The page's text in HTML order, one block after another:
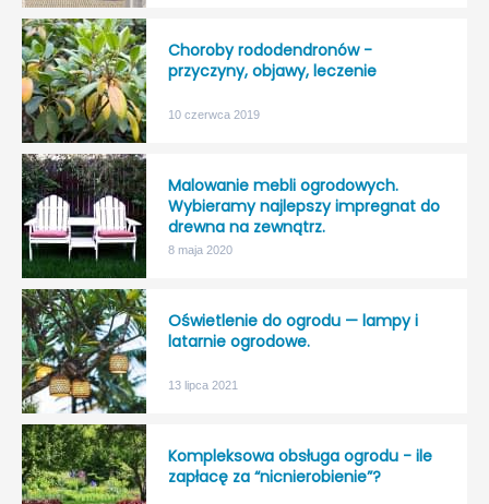
Choroby rododendronów -
przyczyny, objawy, leczenie
10 czerwca 2019
Malowanie mebli ogrodowych.
Wybieramy najlepszy impregnat do
drewna na zewnątrz.
8 maja 2020
Oświetlenie do ogrodu — lampy i
latarnie ogrodowe.
13 lipca 2021
Kompleksowa obsługa ogrodu - ile
zapłacę za “nicnierobienie”?